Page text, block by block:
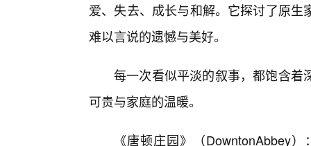
爱、失去、成长与和解。它探讨了原
难以言说的遗憾与美好。
每一次看似平淡的叙事，都饱含着
可贵与家庭的温暖。
《唐顿庄园》（DowntonAbbey